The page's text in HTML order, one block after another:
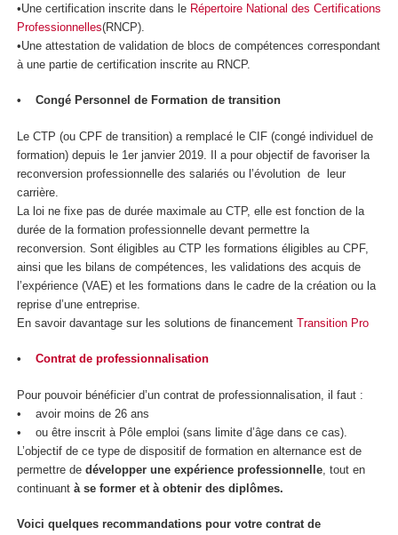
•Une certification inscrite dans le Répertoire National des Certifications
Professionnelles(RNCP).
•Une attestation de validation de blocs de compétences correspondant
à une partie de certification inscrite au RNCP.
• Congé Personnel de Formation de transition
Le CTP (ou CPF de transition) a remplacé le CIF (congé individuel de
formation) depuis le 1er janvier 2019. Il a pour objectif de favoriser la
reconversion professionnelle des salariés ou l’évolution de leur
carrière.
La loi ne fixe pas de durée maximale au CTP, elle est fonction de la
durée de la formation professionnelle devant permettre la
reconversion. Sont éligibles au CTP les formations éligibles au CPF,
ainsi que les bilans de compétences, les validations des acquis de
l’expérience (VAE) et les formations dans le cadre de la création ou la
reprise d’une entreprise.
En savoir davantage sur les solutions de financement Transition Pro
• Contrat de professionnalisation
Pour pouvoir bénéficier d’un contrat de professionnalisation, il faut :
• avoir moins de 26 ans
• ou être inscrit à Pôle emploi (sans limite d’âge dans ce cas).
L’objectif de ce type de dispositif de formation en alternance est de
permettre de développer une expérience professionnelle , tout en
continuant à se former et à obtenir des diplômes.
Voici quelques recommandations pour votre contrat de